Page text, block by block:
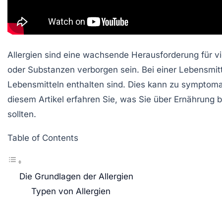
Allergien sind eine wachsende Herausforderung für
oder Substanzen verborgen sein. Bei einer
Lebensmitteln enthalten sind. Dies kann zu
diesem Artikel erfahren Sie, was Sie über Ernährung
sollten.
Table of Contents
Die Grundlagen der Allergien
Typen von Allergien